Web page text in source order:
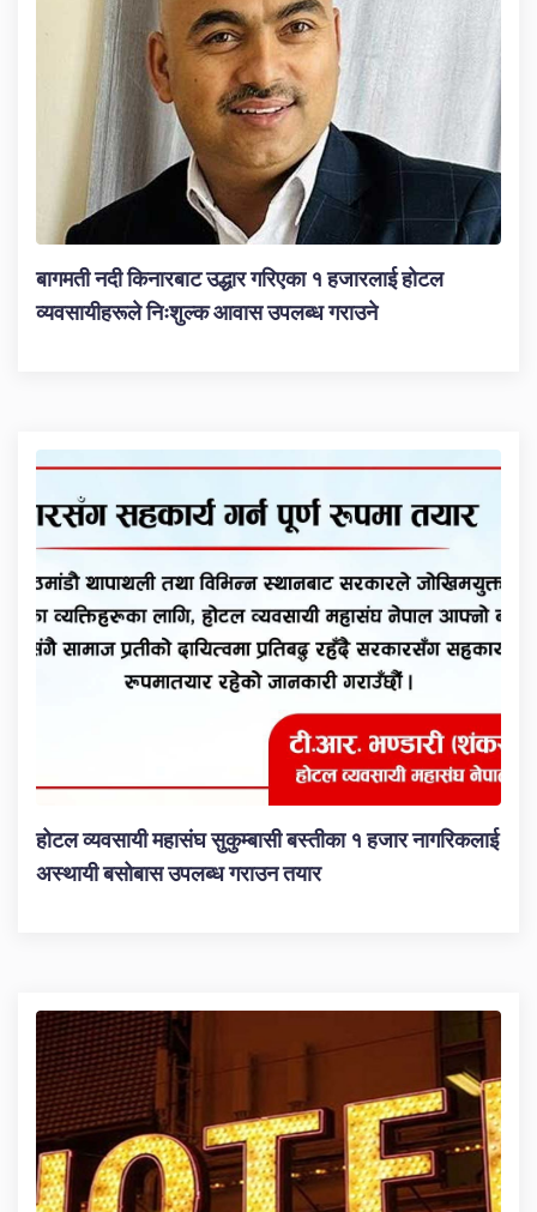
बागमती नदी किनारबाट उद्धार गरिएका १ हजारलाई होटल
व्यवसायीहरूले निःशुल्क आवास उपलब्ध गराउने
होटल व्यवसायी महासंघ सुकुम्बासी बस्तीका १ हजार नागरिकलाई
अस्थायी बसोबास उपलब्ध गराउन तयार